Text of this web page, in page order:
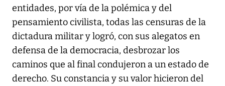
entidades, por vía de la polémica y del
pensamiento civilista, todas las censuras de la
dictadura militar y logró, con sus alegatos en
defensa de la democracia, desbrozar los
caminos que al final condujeron a un estado de
derecho. Su constancia y su valor hicieron del